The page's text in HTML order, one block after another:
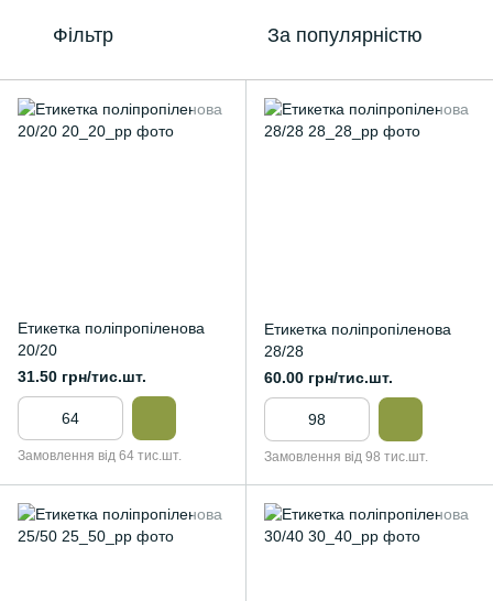
Фільтр За популярністю
Етикетка поліпропіленова
20/20
31.50 грн/тис.шт.
Замовлення від 64 тис.шт.
Етикетка поліпропіленова
28/28
60.00 грн/тис.шт.
Замовлення від 98 тис.шт.